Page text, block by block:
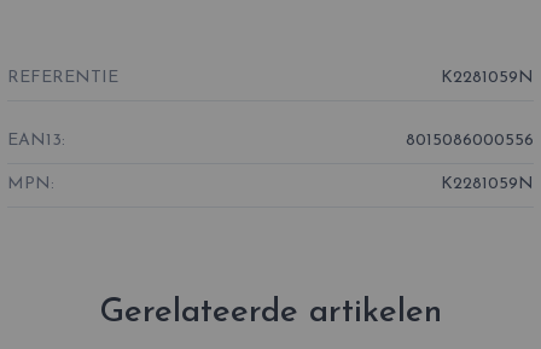
REFERENTIE K2281059N
EAN13: 8015086000556
MPN: K2281059N
Gerelateerde artikelen